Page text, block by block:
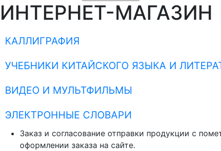
ИНТЕРНЕТ-МАГАЗИН
КАЛЛИГРАФИЯ
УЧЕБНИКИ КИТАЙСКОГО ЯЗЫКА И
ВИДЕО И МУЛЬТФИЛЬМЫ
ЭЛЕКТРОННЫЕ СЛОВАРИ
Заказ и согласование отправки продукции с
оформлении заказа на сайте.